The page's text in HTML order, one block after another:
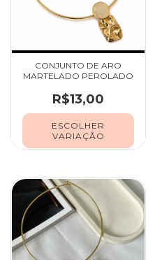
CONJUNTO DE ARO
MARTELADO PEROLADO
R$13,00
ESCOLHER
VARIAÇÃO